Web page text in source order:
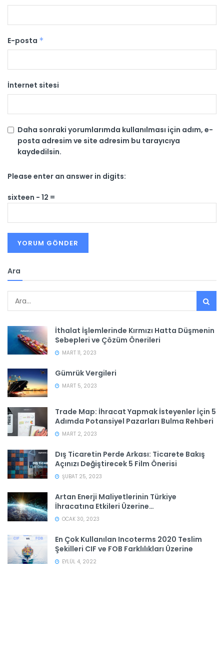
E-posta *
İnternet sitesi
Daha sonraki yorumlarımda kullanılması için adım, e-
posta adresim ve site adresim bu tarayıcıya
kaydedilsin.
Please enter an answer in digits:
sixteen − 12 =
Ara
İthalat İşlemlerinde Kırmızı Hatta Düşmenin
Sebepleri ve Çözüm Önerileri
MART 11, 2023
Gümrük Vergileri
MART 5, 2023
Trade Map: İhracat Yapmak İsteyenler İçin 5
Adımda Potansiyel Pazarları Bulma Rehberi
MART 2, 2023
Dış Ticaretin Perde Arkası: Ticarete Bakış
Açınızı Değiştirecek 5 Film Önerisi
ŞUBAT 25, 2023
Artan Enerji Maliyetlerinin Türkiye
İhracatına Etkileri Üzerine…
OCAK 30, 2023
En Çok Kullanılan Incoterms 2020 Teslim
Şekilleri CIF ve FOB Farklılıkları Üzerine
EYLÜL 4, 2022